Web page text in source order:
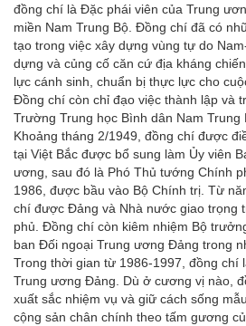
đồng chí là Đặc phái viên của Trung
miền Nam Trung Bộ. Đồng chí đã có
tạo trong việc xây dựng vùng tự do
dựng và củng cố căn cứ địa kháng
lực cánh sinh, chuẩn bị thực lực cho
Đồng chí còn chỉ đạo việc thành lập và
Trường Trung học Bình dân Nam Trung
Khoảng tháng 2/1949, đồng chí được
tại Việt Bắc được bổ sung làm Ủy viên
ương, sau đó là Phó Thủ tướng Chính
1986, được bầu vào Bộ Chính trị. Từ
chí được Đảng và Nhà nước giao trọng
phủ. Đồng chí còn kiêm nhiệm Bộ
ban Đối ngoại Trung ương Đảng trong
Trong thời gian từ 1986-1997, đồng chí
Trung ương Đảng. Dù ở cương vị nào,
xuất sắc nhiệm vụ và giữ cách sống
cộng sản chân chính theo tấm gương